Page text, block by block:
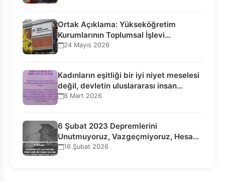
Ortak Açıklama: Yükseköğretim
Kurumlarının Toplumsal İşlevi
Kurucularının Ticari Akıbetine
24 Mayıs 2026
Kadınların eşitliği bir iyi niyet meselesi
değil, devletin uluslararası insan…
8 Mart 2026
6 Şubat 2023 Depremlerini
Unutmuyoruz, Vazgeçmiyoruz, Hesap
Sorulmasını İstiyoruz!
16 Şubat 2026